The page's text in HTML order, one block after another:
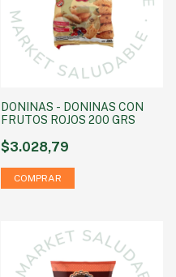
DONINAS - DONINAS CON
FRUTOS ROJOS 200 GRS
$3.028,79